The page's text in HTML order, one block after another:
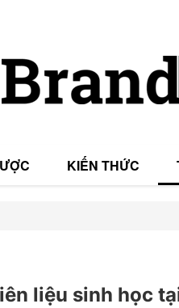
KIẾN THỨC
liệu sinh học